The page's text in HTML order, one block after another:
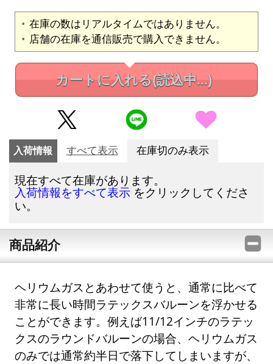
在庫の数はリアルタイムではありません。
店舗の在庫を通信販売で購入できません。
カートに入れる(読込中...)
入荷情報 すべて表示 在庫切のみ表示
現在すべて在庫があります。
入荷情報をすべて表示 をクリックしてくださ
い。
商品紹介
ヘリウムガスとあわせて使うと、通常に比べて
非常に長い時間ラテックスバルーンを浮かせる
ことができます。例えば11/12インチのラテッ
クスのラウンドバルーンの場合、ヘリウムガス
のみでは通常約半日で落下してしまいますが、